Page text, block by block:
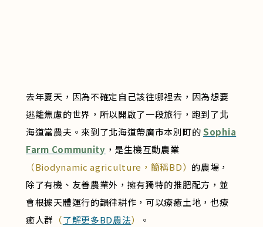
去年夏天，因為不確定自己該往哪裡去，因為想要
逃離焦慮的世界，所以開啟了一段旅行，跑到了北
海道當農夫。來到了北海道帶廣市本別町的Sophia
Farm Community ，是生機互動農業
（Biodynamic agriculture，簡稱BD） 的農場，
除了有機、友善農業外，擁有獨特的推肥配方，並
會根據天體運行的韻律耕作，可以療癒土地，也療
癒人群 （了解更多BD農法） 。